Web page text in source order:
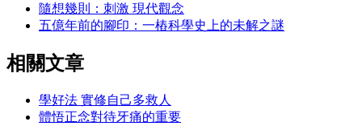
隨想幾則：刺激 現代觀念
五億年前的腳印：一樁科學史上的未解之謎
相關文章
學好法 實修自己多救人
體悟正念對待牙痛的重要